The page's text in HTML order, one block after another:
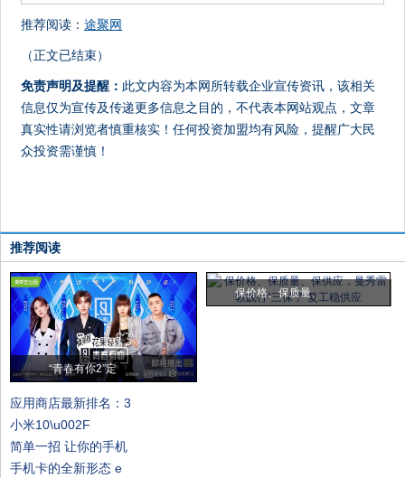
推荐阅读：途聚网
（正文已结束）
免责声明及提醒： 此文内容为本网所转载企业宣传资讯，该相关
信息仅为宣传及传递更多信息之目的，不代表本网站观点，文章
真实性请浏览者慎重核实！任何投资加盟均有风险，提醒广大民
众投资需谨慎！
推荐阅读
“青春有你2”定
保价格、保质量、
应用商店最新排名：3
小米10\u002F
简单一招 让你的手机
手机卡的全新形态 e